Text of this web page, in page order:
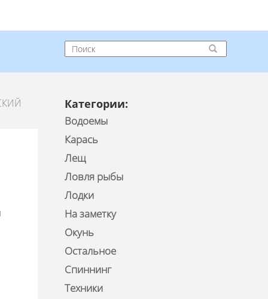
Категории:
Водоемы
Карась
Лещ
Ловля рыбы
Лодки
На заметку
Окунь
Остальное
Спиннинг
Техники